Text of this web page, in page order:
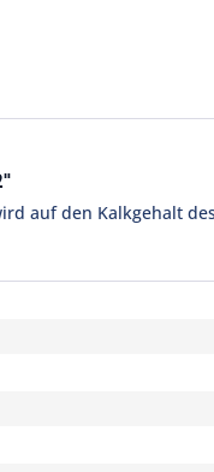
auf den Kalkgehalt